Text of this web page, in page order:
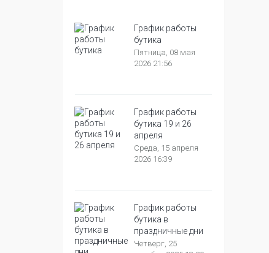
График работы
бутика
Пятница, 08 мая
2026 21:56
График работы
бутика 19 и 26
апреля
Среда, 15 апреля
2026 16:39
График работы
бутика в
праздничные дни
Четверг, 25